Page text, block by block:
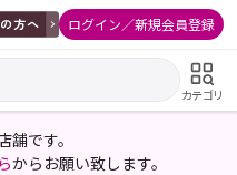
ログイン／新規会員登録
カテゴリ
舗です。
からお願い致します。